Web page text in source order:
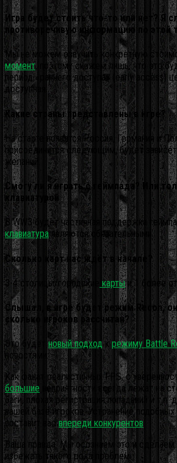
Игра будет стоить что-то или нет? Я
противоречивую информацию по этой
Мы не можем озвучить конкретную
момент, поэтому скажем лишь, что это
период «раннего доступа» (early access)
доступная.
Какие страны представлены в игре?
На старте появятся Россия, Германия и
присоединится следующим, будет
желаний.
Смогу ли я играть с геймпада? Или
клавиатурой
В WW3 будет частичная поддержка
клавиатураявляются обязательными.
Сколько карт нас ждёт в начале?
3-4 столицы/городские картыи 1 более
Слышал, в игре будет режим Recon,
сколько игроков рассчитан?
Это будетновый подходкрежиму Battle
новостями.
Как фанат реалистичных FPS, с
большие неприятности всегда лежат на
баги, плохая регистрация попаданий и т.п.
вашей базе игроков. Устранение
поставит васвпереди конкурентов
Ваша правда. Мы осознаем это и сделаем
избежать такого рода проблем.